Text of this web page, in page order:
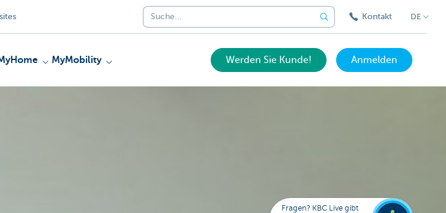
Kontakt DE
MyMobility Werden Sie Kunde! Anmelden
Fragen? KBC Live gibt